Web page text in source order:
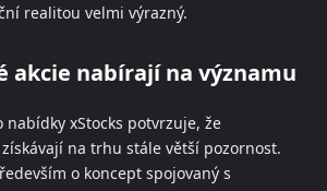
realitou velmi výrazný.
akcie nabírají na významu
nabídky xStocks potvrzuje, že
na trhu stále větší pozornost.
o koncept spojovaný s